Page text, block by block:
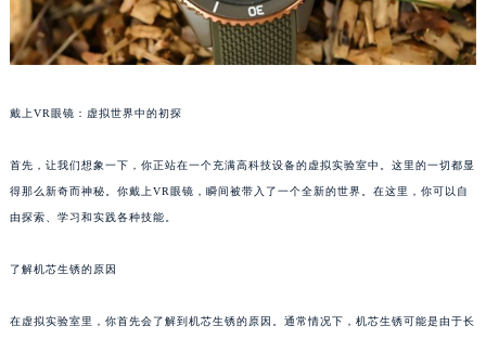
戴上VR眼镜：虚拟世界中的初探
首先，让我们想象一下，你正站在一个充满高科技设备的虚拟实验室中。这里的一切都显
得那么新奇而神秘。你戴上VR眼镜，瞬间被带入了一个全新的世界。在这里，你可以自
由探索、学习和实践各种技能。
了解机芯生锈的原因
在虚拟实验室里，你首先会了解到机芯生锈的原因。通常情况下，机芯生锈可能是由于长